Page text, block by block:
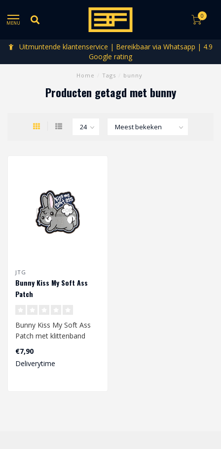
MENU
0
Uitmuntende klantenservice | Bereikbaar via Whatsapp | 4.9
Google rating
Home Tags bunny
Producten getagd met bunny
JTG
Bunny Kiss My Soft Ass
Patch
Bunny Kiss My Soft Ass
Patch met klittenband
achterzijde.
€7,90
Deliverytime